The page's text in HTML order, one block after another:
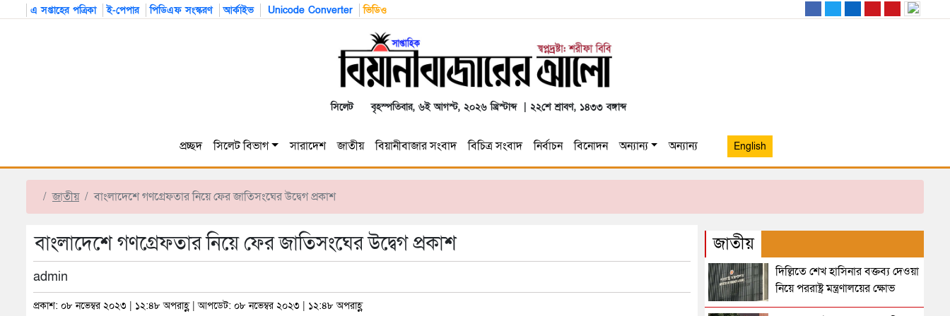
এ সপ্তাহের পত্রিকা ই-পেপার পিডিএফ সংস্করণ আর্কাইভ Unicode Converter ভিডিও
সিলেট বৃহস্পতিবার, ৬ই আগস্ট, ২০২৬ খ্রিস্টাব্দ | ২২শে শ্রাবণ, ১৪৩৩ বঙ্গাব্দ
প্রচ্ছদ সিলেট বিভাগ সারাদেশ জাতীয় বিয়ানীবাজার সংবাদ বিচিত্র সংবাদ নির্বাচন বিনোদন অন্যান্য অন্যান্য English
জাতীয় বাংলাদেশে গণগ্রেফতার নিয়ে ফের জাতিসংঘের উদ্বেগ প্রকাশ
বাংলাদেশে গণগ্রেফতার নিয়ে ফের জাতিসংঘের উদ্বেগ প্রকাশ
admin
প্রকাশ: ০৮ নভেম্বর ২০২৩ | ১২:৪৮ অপরাহ্ণ | আপডেট: ০৮ নভেম্বর ২০২৩ | ১২:৪৮ অপরাহ্ণ
জাতীয়
দিল্লিতে শেখ হাসিনার বক্তব্য দেওয়া
নিয়ে পররাষ্ট্র মন্ত্রণালয়ের ক্ষোভ